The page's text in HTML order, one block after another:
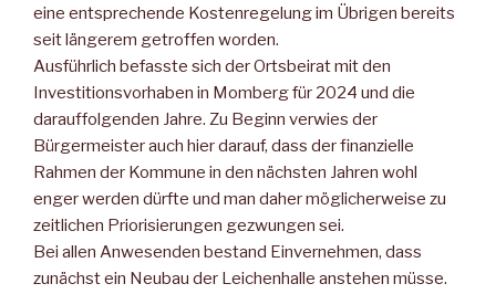
eine entsprechende Kostenregelung im Übri­gen bereits
seit längerem getroffen worden.
Ausführlich befasste sich der Ortsbeirat mit den
Investitions­vorhaben in Momberg für 2024 und die
darauffolgenden Jahre. Zu Beginn verwies der
Bürgermeister auch hier darauf, dass der finanzielle
Rahmen der Kommune in den nächsten Jahren wohl
enger werden dürfte und man daher möglicherweise zu
zeitlichen Priorisierungen gezwungen sei.
Bei allen Anwesenden bestand Einvernehmen, dass
zunächst ein Neubau der Leichenhalle anstehen müsse.